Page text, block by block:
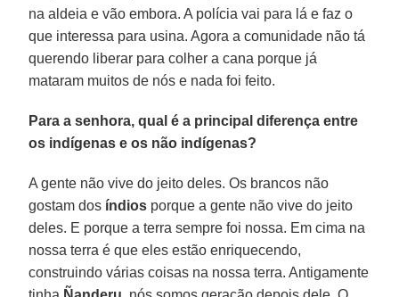
na aldeia e vão embora. A polícia vai para lá e faz o
que interessa para usina. Agora a comunidade não tá
querendo liberar para colher a cana porque já
mataram muitos de nós e nada foi feito.
Para a senhora, qual é a principal diferença entre
os indígenas e os não indígenas?
A gente não vive do jeito deles. Os brancos não
gostam dos índios porque a gente não vive do jeito
deles. E porque a terra sempre foi nossa. Em cima na
nossa terra é que eles estão enriquecendo,
construindo várias coisas na nossa terra. Antigamente